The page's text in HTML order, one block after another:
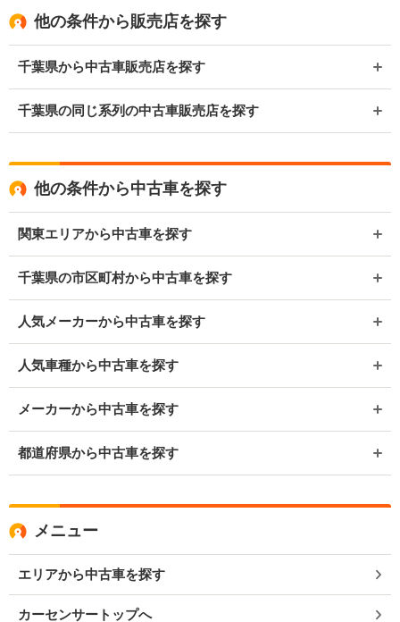
他の条件から販売店を探す
千葉県から中古車販売店を探す
千葉県の同じ系列の中古車販売店を探す
他の条件から中古車を探す
関東エリアから中古車を探す
千葉県の市区町村から中古車を探す
人気メーカーから中古車を探す
人気車種から中古車を探す
メーカーから中古車を探す
都道府県から中古車を探す
メニュー
エリアから中古車を探す
カーセンサートップへ